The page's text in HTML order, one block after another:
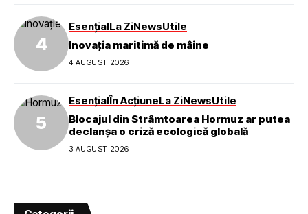
EsențialLa ZiNewsUtile
Inovația maritimă de mâine
4 AUGUST 2026
EsențialÎn AcțiuneLa ZiNewsUtile
Blocajul din Strâmtoarea Hormuz ar putea
declanșa o criză ecologică globală
3 AUGUST 2026